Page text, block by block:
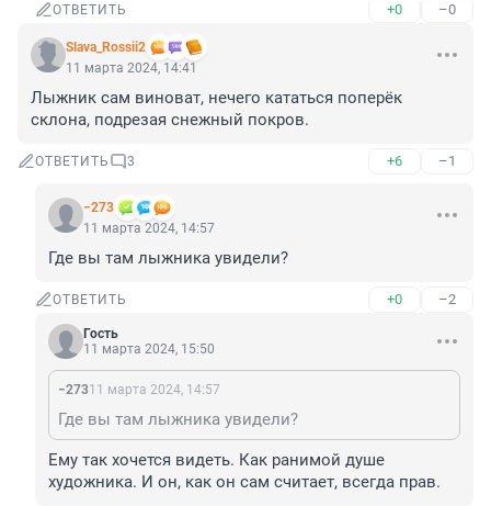
ОТВЕТИТЬ +0 –0
Slava_Rossii2
11 марта 2024, 14:41
Лыжник сам виноват, нечего кататься поперёк
склона, подрезая снежный покров.
ОТВЕТИТЬ 3 +6 –1
−273
11 марта 2024, 14:57
Где вы там лыжника увидели?
ОТВЕТИТЬ +0 –2
Гость
11 марта 2024, 15:50
−27311 марта 2024, 14:57
Где вы там лыжника увидели?
Ему так хочется видеть. Как ранимой душе
художника. И он, как он сам считает, всегда прав.